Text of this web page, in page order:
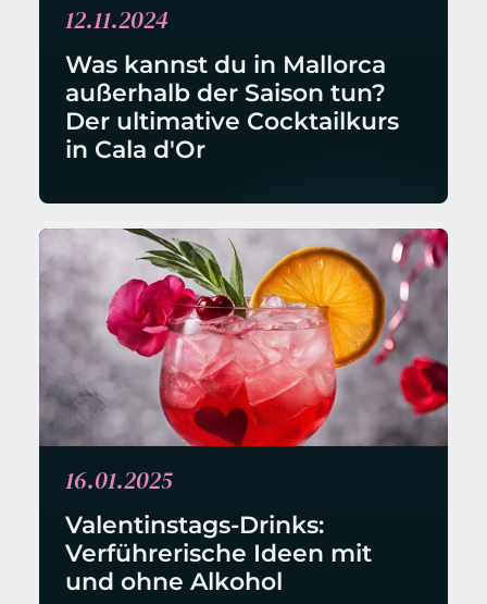
12.11.2024
Was kannst du in Mallorca
außerhalb der Saison tun?
Der ultimative Cocktailkurs
in Cala d'Or
16.01.2025
Valentinstags-Drinks:
Verführerische Ideen mit
und ohne Alkohol